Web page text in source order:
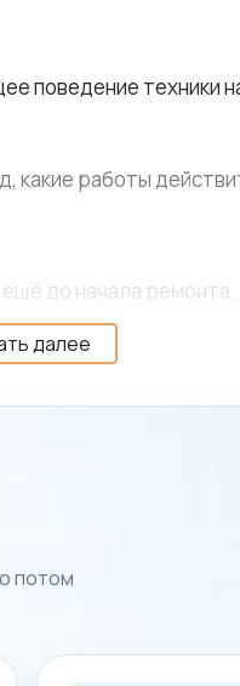
поведение техники
какие работы
до начала ремонта.
причины поломки.
или на рабочем режиме.
под
далее
потом